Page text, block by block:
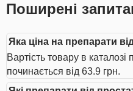
Поширені
Яка ціна на препарати
Вартість товару в
починається від 63.9 грн.